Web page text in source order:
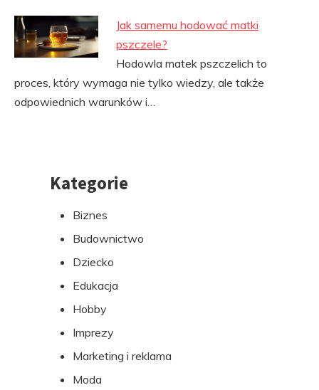
Jak samemu hodować matki
pszczele?
Hodowla matek pszczelich to
proces, który wymaga nie tylko wiedzy, ale także
odpowiednich warunków i…
PrzejdźKategorie
Biznes
Budownictwo
Dziecko
Edukacja
Hobby
Imprezy
Marketing i reklama
Moda